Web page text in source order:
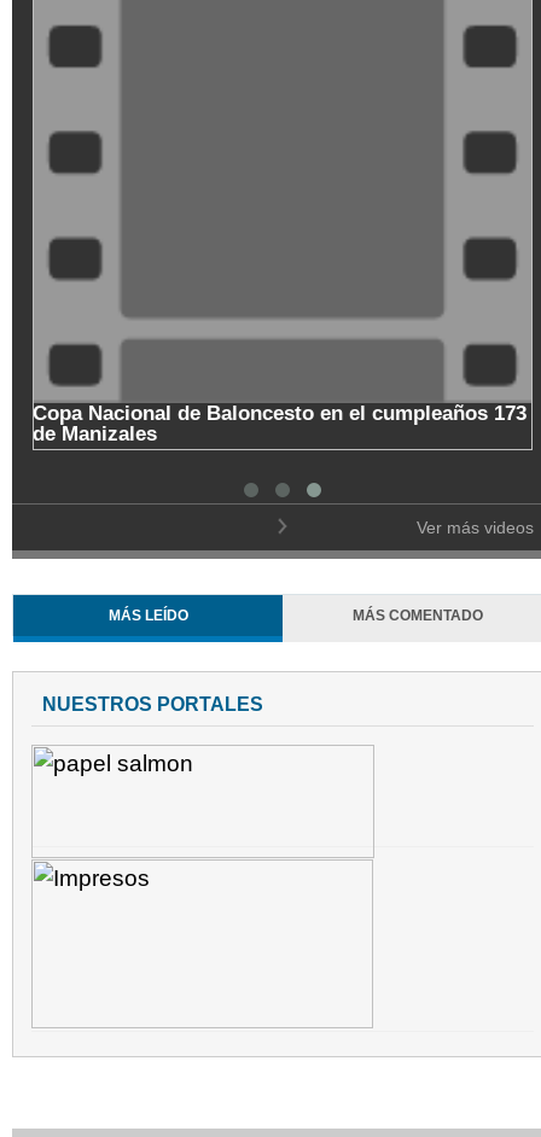
Copa Nacional de Baloncesto en el cumpleaños 173
de Manizales
Ver más videos
MÁS LEÍDO MÁS COMENTADO
NUESTROS PORTALES